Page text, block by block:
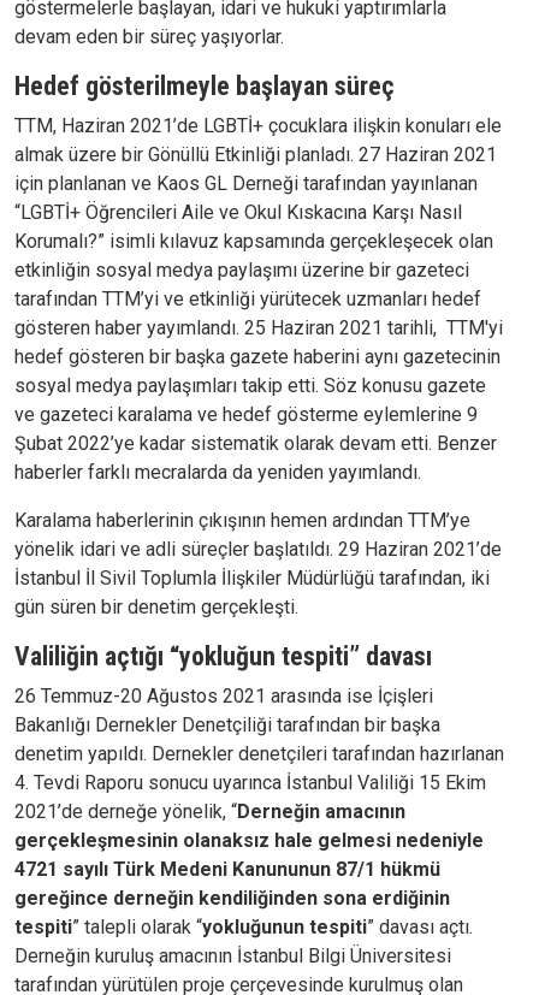
göstermelerle başlayan, idari ve hukuki yaptırımlarla
devam eden bir süreç yaşıyorlar.
Hedef gösterilmeyle başlayan süreç
TTM, Haziran 2021’de LGBTİ+ çocuklara ilişkin konuları ele
almak üzere bir Gönüllü Etkinliği planladı. 27 Haziran 2021
için planlanan ve Kaos GL Derneği tarafından yayınlanan
“LGBTİ+ Öğrencileri Aile ve Okul Kıskacına Karşı Nasıl
Korumalı?” isimli kılavuz kapsamında gerçekleşecek olan
etkinliğin sosyal medya paylaşımı üzerine bir gazeteci
tarafından TTM’yi ve etkinliği yürütecek uzmanları hedef
gösteren haber yayımlandı. 25 Haziran 2021 tarihli, TTM'yi
hedef gösteren bir başka gazete haberini aynı gazetecinin
sosyal medya paylaşımları takip etti. Söz konusu gazete
ve gazeteci karalama ve hedef gösterme eylemlerine 9
Şubat 2022’ye kadar sistematik olarak devam etti. Benzer
haberler farklı mecralarda da yeniden yayımlandı.
Karalama haberlerinin çıkışının hemen ardından TTM’ye
yönelik idari ve adli süreçler başlatıldı. 29 Haziran 2021’de
İstanbul İl Sivil Toplumla İlişkiler Müdürlüğü tarafından, iki
gün süren bir denetim gerçekleşti.
Valiliğin açtığı “yokluğun tespiti” davası
26 Temmuz-20 Ağustos 2021 arasında ise İçişleri
Bakanlığı Dernekler Denetçiliği tarafından bir başka
denetim yapıldı. Dernekler denetçileri tarafından hazırlanan
4. Tevdi Raporu sonucu uyarınca İstanbul Valiliği 15 Ekim
2021’de derneğe yönelik, “Derneğin amacının
gerçekleşmesinin olanaksız hale gelmesi nedeniyle
4721 sayılı Türk Medeni Kanununun 87/1 hükmü
gereğince derneğin kendiliğinden sona erdiğinin
tespiti” talepli olarak “yokluğunun tespiti” davası açtı.
Derneğin kuruluş amacının İstanbul Bilgi Üniversitesi
tarafından yürütülen proje çerçevesinde kurulmuş olan